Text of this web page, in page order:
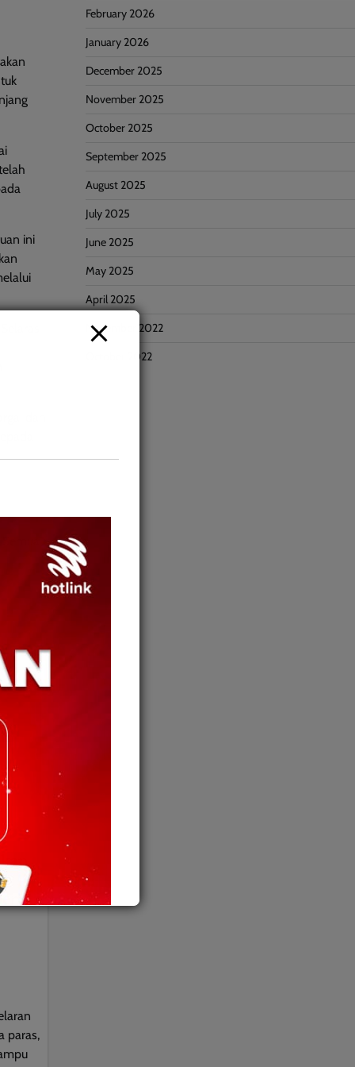
ini
dan
paras,
February 2026
January 2026
December 2025
November 2025
October 2025
September 2025
August 2025
July 2025
June 2025
May 2025
April 2025
November 2022
October 2022